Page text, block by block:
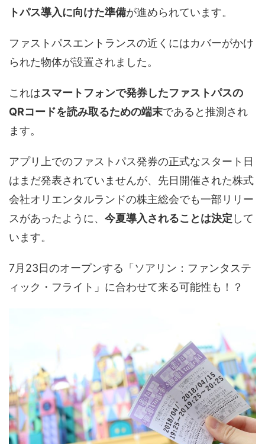
トパス導入に向けた準備が進められています。
ファストパスエントランスの近くにはカバーがかけ
られた物体が設置されました。
これはスマートフォンで発券したファストパスの
QRコードを読み取るための端末であると推測され
ます。
アプリ上でのファストパス発券の正式なスタート日
はまだ発表されていませんが、先日開催された株式
会社オリエンタルランドの株主総会でも一部リリー
スがあったように、 今夏導入されることは決定 して
います。
7月23日のオープンする「ソアリン：ファンタステ
ィック・フライト」に合わせて来る可能性も！？